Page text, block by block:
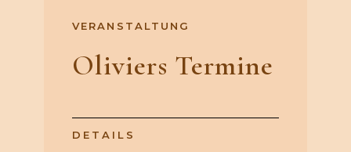
VERANSTALTUNG
Oliviers Termine
DETAILS